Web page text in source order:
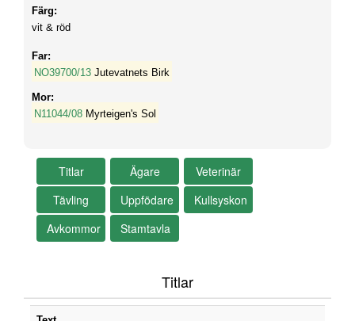
Färg:
vit & röd
Far:
NO39700/13 Jutevatnets Birk
Mor:
N11044/08 Myrteigen's Sol
Titlar